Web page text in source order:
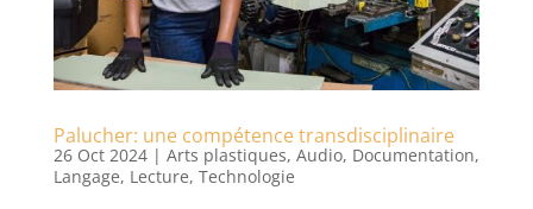
Palucher: une compétence transdisciplinaire
26 Oct 2024| Arts plastiques, Audio, Documentation,
Langage, Lecture, Technologie